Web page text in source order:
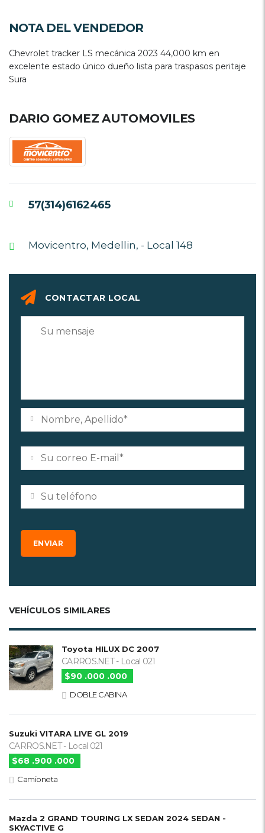
NOTA DEL VENDEDOR
Chevrolet tracker LS mecánica 2023 44,000 km en
excelente estado único dueño lista para traspasos peritaje
Sura
DARIO GOMEZ AUTOMOVILES
57(314)6162465
Movicentro, Medellin, - Local 148
CONTACTAR LOCAL
VEHÍCULOS SIMILARES
Toyota HILUX DC 2007
CARROS.NET - Local 021
$90 .000 .000
DOBLE CABINA
Suzuki VITARA LIVE GL 2019
CARROS.NET - Local 021
$68 .900 .000
Camioneta
Mazda 2 GRAND TOURING LX SEDAN 2024 SEDAN -
SKYACTIVE G